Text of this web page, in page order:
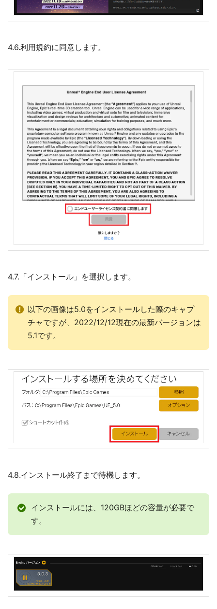
4.6.利用規約に同意します。
4.7.「インストール」を選択します。
以下の画像は5.0をインストールした際のキャプ
チャですが、2022/12/12現在の最新バージョンは
5.1です。
4.8.インストール終了まで待機します。
インストールには、120GBほどの容量が必要で
す。